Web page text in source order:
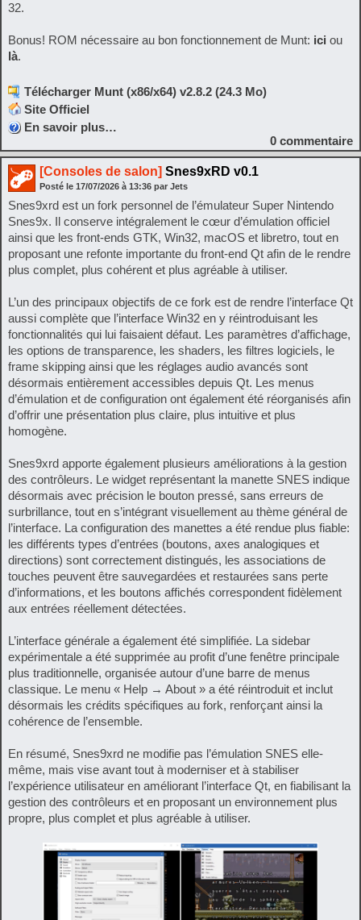
32.
Bonus! ROM nécessaire au bon fonctionnement de Munt: ici ou
là.
Télécharger Munt (x86/x64) v2.8.2 (24.3 Mo)
Site Officiel
En savoir plus…
0 commentaire
[Consoles de salon] Snes9xRD v0.1
Posté le 17/07/2026 à 13:36 par Jets
Snes9xrd est un fork personnel de l’émulateur Super Nintendo
Snes9x. Il conserve intégralement le cœur d’émulation officiel
ainsi que les front-ends GTK, Win32, macOS et libretro, tout en
proposant une refonte importante du front-end Qt afin de le rendre
plus complet, plus cohérent et plus agréable à utiliser.
L’un des principaux objectifs de ce fork est de rendre l’interface Qt
aussi complète que l’interface Win32 en y réintroduisant les
fonctionnalités qui lui faisaient défaut. Les paramètres d’affichage,
les options de transparence, les shaders, les filtres logiciels, le
frame skipping ainsi que les réglages audio avancés sont
désormais entièrement accessibles depuis Qt. Les menus
d’émulation et de configuration ont également été réorganisés afin
d’offrir une présentation plus claire, plus intuitive et plus
homogène.
Snes9xrd apporte également plusieurs améliorations à la gestion
des contrôleurs. Le widget représentant la manette SNES indique
désormais avec précision le bouton pressé, sans erreurs de
surbrillance, tout en s’intégrant visuellement au thème général de
l’interface. La configuration des manettes a été rendue plus fiable:
les différents types d’entrées (boutons, axes analogiques et
directions) sont correctement distingués, les associations de
touches peuvent être sauvegardées et restaurées sans perte
d’informations, et les boutons affichés correspondent fidèlement
aux entrées réellement détectées.
L’interface générale a également été simplifiée. La sidebar
expérimentale a été supprimée au profit d’une fenêtre principale
plus traditionnelle, organisée autour d’une barre de menus
classique. Le menu « Help → About » a été réintroduit et inclut
désormais les crédits spécifiques au fork, renforçant ainsi la
cohérence de l’ensemble.
En résumé, Snes9xrd ne modifie pas l’émulation SNES elle-
même, mais vise avant tout à moderniser et à stabiliser
l’expérience utilisateur en améliorant l’interface Qt, en fiabilisant la
gestion des contrôleurs et en proposant un environnement plus
propre, plus complet et plus agréable à utiliser.